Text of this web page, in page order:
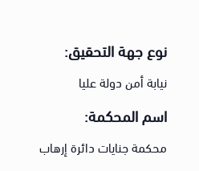
نوع جهة التحقيق:
نيابة أمن دولة عليا
اسم المحكمة:
محكمة جنايات دائرة إرهاب